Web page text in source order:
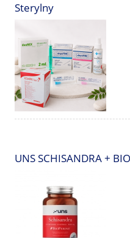
Sterylny
UNS SCHISANDRA +